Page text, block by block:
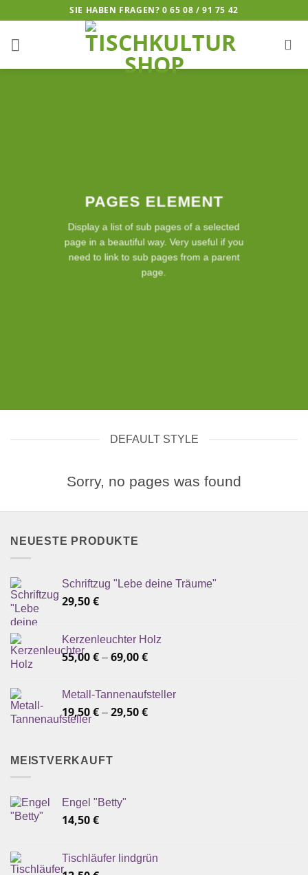
springen
SIE HABEN FRAGEN? 0 65 08 / 91 75 42
PAGES ELEMENT
Display a list of sub pages of a selected
page in a beautiful way. Very useful if you
need to link to sub pages from a parent
page.
DEFAULT STYLE
Sorry, no pages was found
NEUESTE PRODUKTE
Schriftzug "Lebe deine Träume"
29,50€
Kerzenleuchter Holz
55,00€ – 69,00€
Metall-Tannenaufsteller
19,50€ – 29,50€
MEISTVERKAUFT
Engel "Betty"
14,50€
Tischläufer lindgrün